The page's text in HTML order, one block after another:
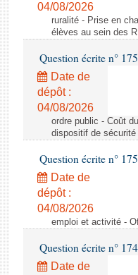
04/08/2026
ruralité - Prise en
élèves au sein des
Question écrite n°
Date de
dépôt :
04/08/2026
ordre public - Coût
dispositif de
Question écrite n°
Date de
dépôt :
04/08/2026
emploi et activité -
Question écrite n°
Date de